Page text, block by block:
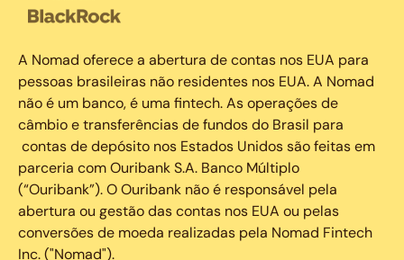
A Nomad oferece a abertura de contas nos EUA para
pessoas brasileiras não residentes nos EUA. A Nomad
não é um banco, é uma fintech. As operações de
câmbio e transferências de fundos do Brasil para
contas de depósito nos Estados Unidos são feitas em
parceria com Ouribank S.A. Banco Múltiplo
(“Ouribank”). O Ouribank não é responsável pela
abertura ou gestão das contas nos EUA ou pelas
conversões de moeda realizadas pela Nomad Fintech
Inc. ("Nomad").